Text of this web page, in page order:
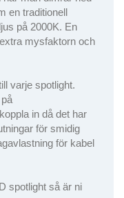
en traditionell
på 2000K. En
mysfaktorn och
varje spotlight.
in då det har
för smidig
för kabel
spotlight så är ni